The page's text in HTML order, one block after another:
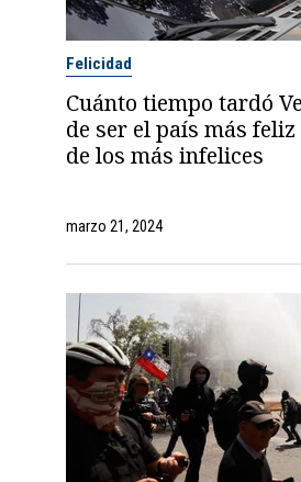
Felicidad
Cuánto tiempo tardó
de ser el país más
de los más infelices
marzo 21, 2024